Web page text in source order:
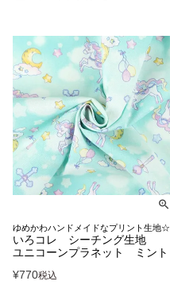
ゆめかわハンドメイドなプリント生地☆
いろコレ シーチング生地
ユニコーンプラネット ミント
¥770税込